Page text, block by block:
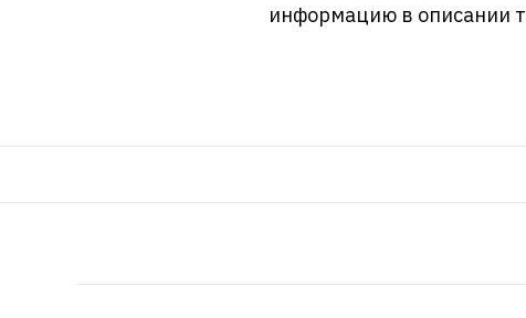
информацию в описании